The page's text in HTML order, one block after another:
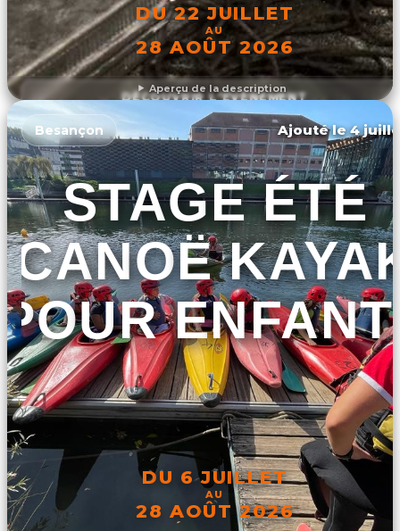
Aperçu de la description
DU 22 JUILLET
AU
28 AOÛT 2026
DÉCOUVRIR L'ÉVÉNEMENT
Besançon Ajouté le 4
STAGE ÉTÉ
CANOË
POUR
DU 6 JUILLET
AU
28 AOÛT 2026